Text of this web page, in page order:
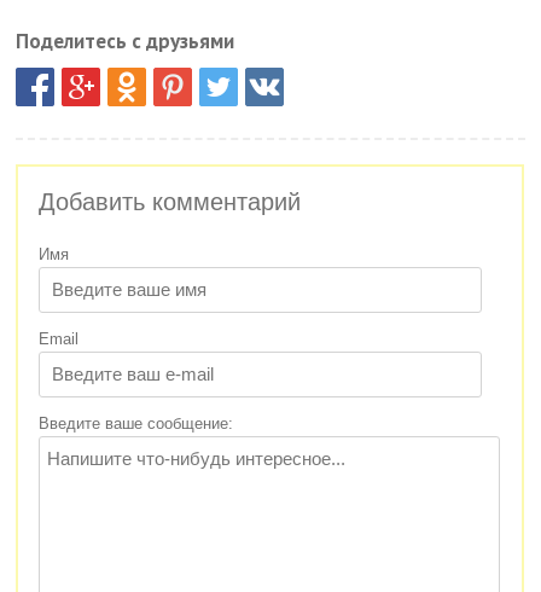
Поделитесь с друзьями
Добавить комментарий
Имя
Email
Введите ваше сообщение: